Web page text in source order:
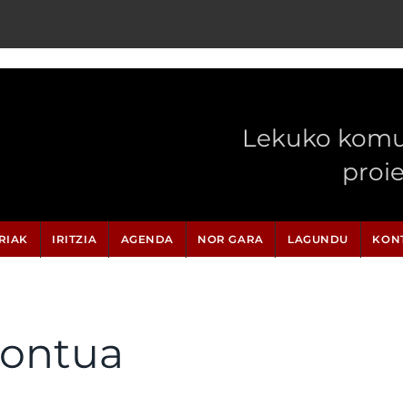
Lekuko
IRITZIA AGENDA NOR GARA LAGUNDU